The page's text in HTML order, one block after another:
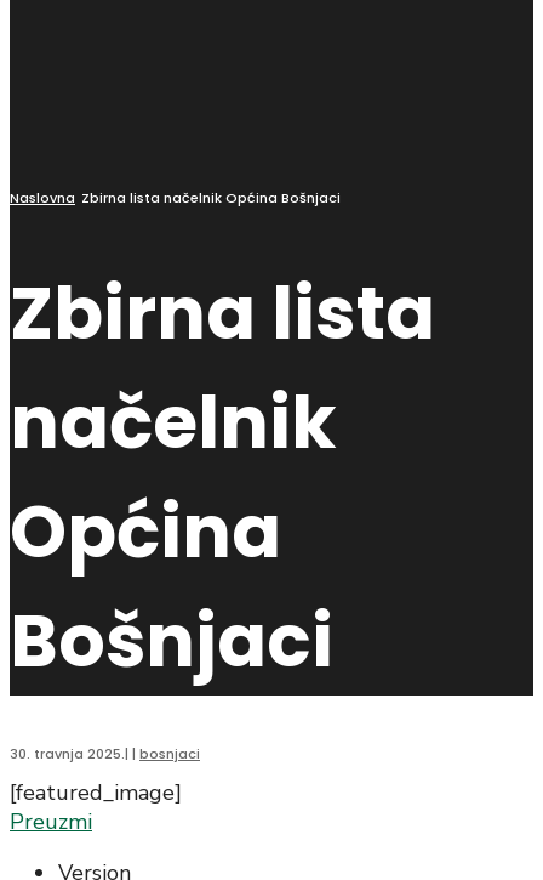
Naslovna Zbirna lista načelnik Općina Bošnjaci
Zbirna lista
načelnik
Općina
Bošnjaci
30. travnja 2025.| | bosnjaci
[featured_image]
Preuzmi
Version